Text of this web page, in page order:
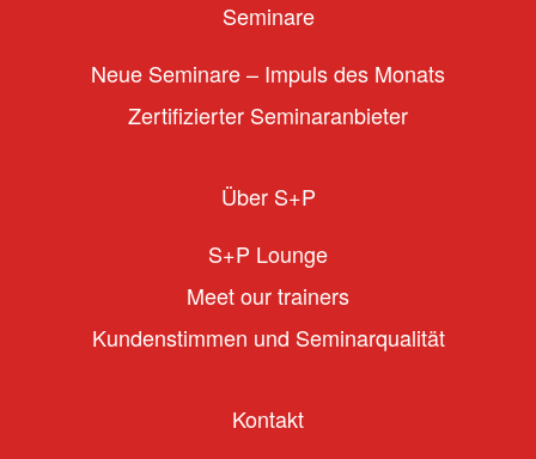
Seminare
Neue Seminare – Impuls des Monats
Zertifizierter Seminaranbieter
Über S+P
S+P Lounge
Meet our trainers
Kundenstimmen und Seminarqualität
Kontakt